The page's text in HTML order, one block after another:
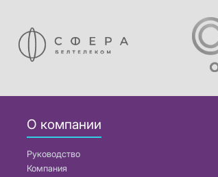
О компании
Руководство
Компания